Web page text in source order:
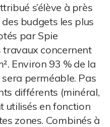
s’élève à près
des budgets les plus
par Spie
travaux concernent
Environ 93 % de la
perméable. Pas
différents (minéral,
utilisés en fonction
zones. Combinés à